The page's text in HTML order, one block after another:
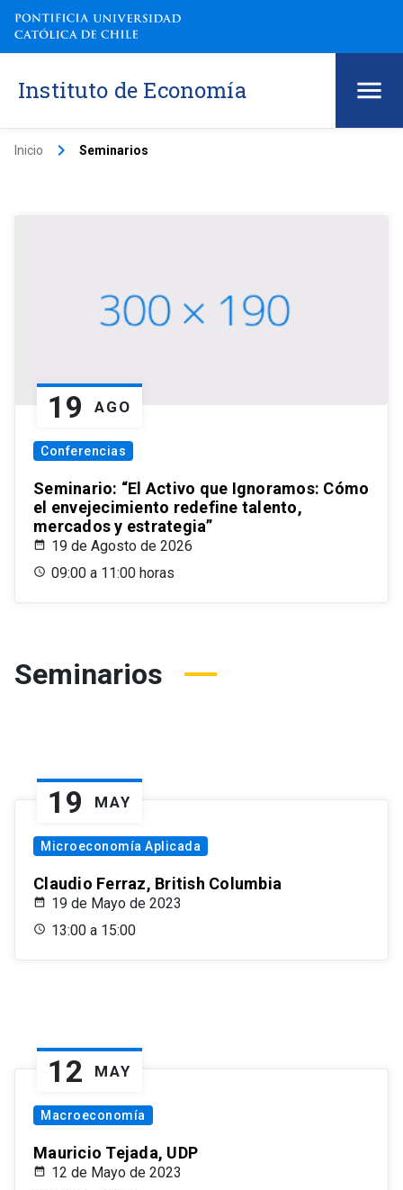
Instituto de Economía
Inicio keyboard_arrow_right Seminarios
19 AGO
Conferencias
Seminario: “El Activo que Ignoramos: Cómo
el envejecimiento redefine talento,
mercados y estrategia”
19 de Agosto de 2026
09:00 a 11:00 horas
Seminarios
19 MAY
Microeconomía Aplicada
Claudio Ferraz, British Columbia
19 de Mayo de 2023
13:00 a 15:00
12 MAY
Macroeconomía
Mauricio Tejada, UDP
12 de Mayo de 2023